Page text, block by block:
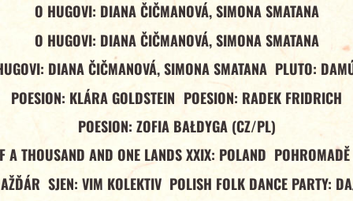
O HUGOVI: DIANA ČIČMANOVÁ, SIMONA SMATANA
O HUGOVI: DIANA ČIČMANOVÁ, SIMONA SMATANA
DIANA ČIČMANOVÁ, SIMONA SMATANA PLUTO:
POESION: KLÁRA GOLDSTEIN POESION: RADEK FRIDRICH
POESION: ZOFIA BAŁDYGA (CZ/PL)
A THOUSAND AND ONE LANDS XXIX: POLAND
SJEN: VIM KOLEKTIV POLISH FOLK DANCE PARTY: